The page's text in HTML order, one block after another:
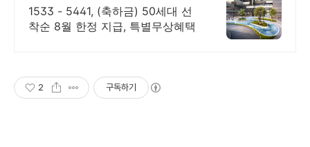
5441.
1533 - 5441, (축하금) 50세대 선
착순 8월 한정 지급, 특별무상혜택
2 구독하기